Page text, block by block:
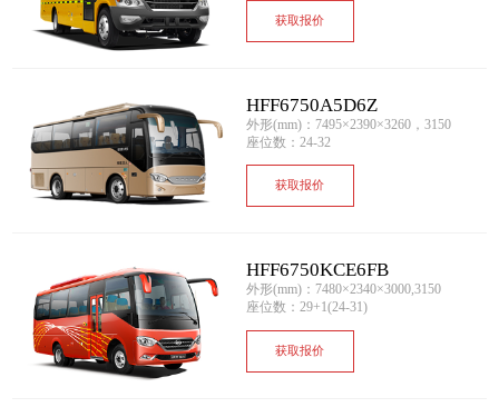
获取报价
HFF6750A5D6Z
外形(mm)：7495×2390×3260，3150
座位数：24-32
获取报价
HFF6750KCE6FB
外形(mm)：7480×2340×3000,3150
座位数：29+1(24-31)
获取报价